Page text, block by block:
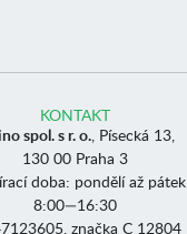
KONTAKT
spol. s r. o., Písecká 13,
130 00 Praha 3
doba: pondělí až pátek
8:00—16:30
značka C 12804